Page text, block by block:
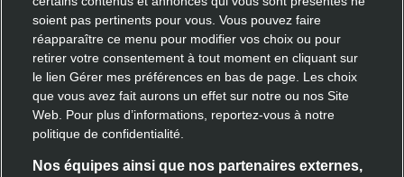
Échangez avec nous
Contactez notre équipe
Découvrir Deliveroo
soient pas pertinents pour vous. Vous pouvez faire
réapparaître ce menu pour modifier vos choix ou pour
retirer votre consentement à tout moment en cliquant sur
le lien Gérer mes préférences en bas de page. Les choix
que vous avez fait aurons un effet sur notre ou nos Site
Web. Pour plus d’informations, reportez-vous à notre
politique de confidentialité.
Nos équipes ainsi que nos partenaires externes,